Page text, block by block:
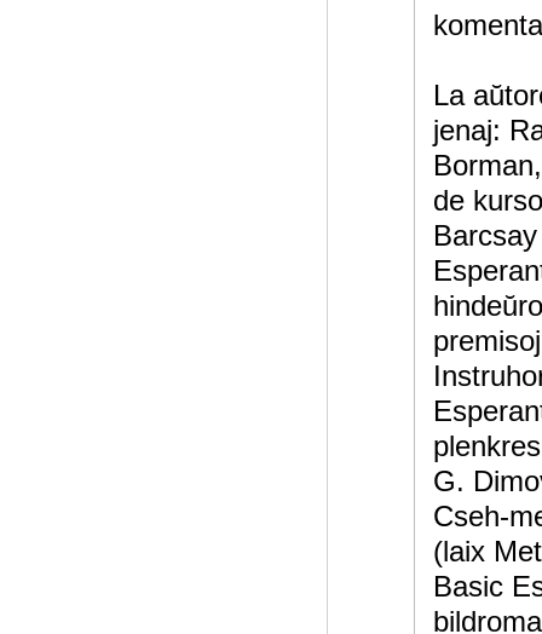
La
jenaj:
de
G.
Cseh-
(laix
Basic